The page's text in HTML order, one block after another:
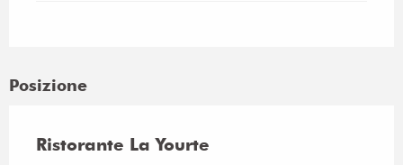
Posizione
Ristorante La Yourte